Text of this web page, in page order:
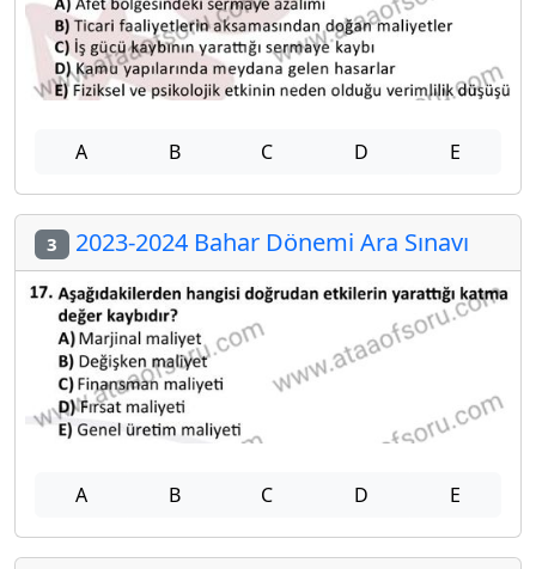
A B C D E
3 2023-2024 Bahar Dönemi Ara Sınavı
A B C D E